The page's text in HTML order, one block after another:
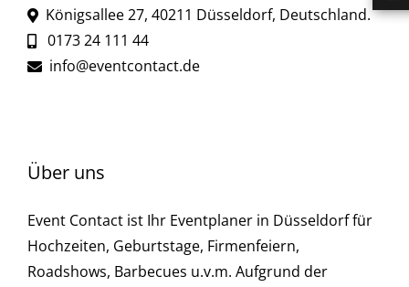
Königsallee 27, 40211 Düsseldorf, Deutschland.
0173 24 111 44
info@eventcontact.de
Über uns
Event Contact ist Ihr Eventplaner in Düsseldorf für
Hochzeiten, Geburtstage, Firmenfeiern,
Roadshows, Barbecues u.v.m. Aufgrund der